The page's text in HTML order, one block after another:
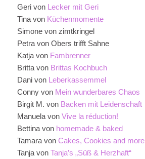
Geri von Lecker mit Geri
Tina von Küchenmomente
Simone von zimtkringel
Petra von Obers trifft Sahne
Katja von Fambrenner
Britta von Brittas Kochbuch
Dani von Leberkassemmel
Conny von Mein wunderbares Chaos
Birgit M. von Backen mit Leidenschaft
Manuela von Vive la réduction!
Bettina von homemade & baked
Tamara von Cakes, Cookies and more
Tanja von Tanja’s „Süß & Herzhaft“